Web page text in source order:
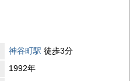
神谷町駅 徒歩3分
1992年